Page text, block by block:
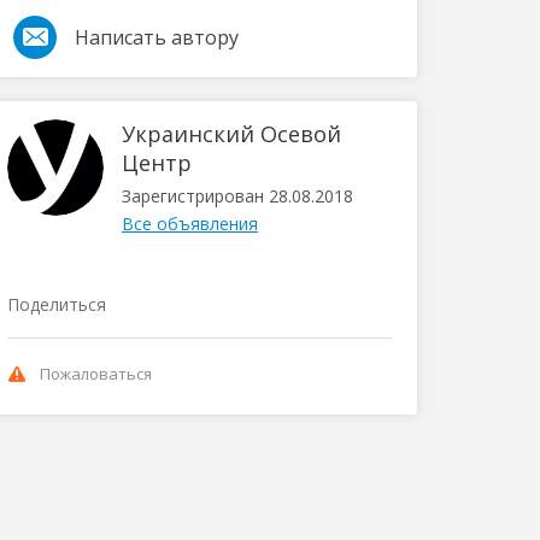
Написать автору
Украинский Осевой
Центр
Зарегистрирован 28.08.2018
Все объявления
Поделиться
Пожаловаться